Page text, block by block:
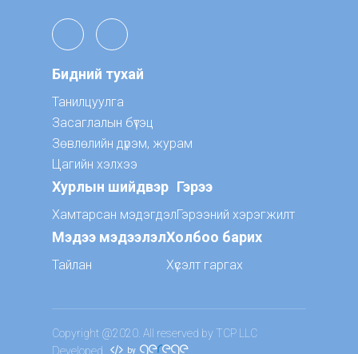
Бидний тухай
Танилцуулга
Засаглалын бүтэц
Зөвлөлийн дүрэм, журам
Цагийн хэлхээ
Хурлын шийдвэр
Хамтарсан мэдэгдэл
Гэрээ
Гэрээний хэрэгжилт
Мэдээ мэдээлэл
Тайлан
Холбоо барих
Хүсэлт гаргах
Copyright @2020. All reserved by TCP LLC
Developed
by